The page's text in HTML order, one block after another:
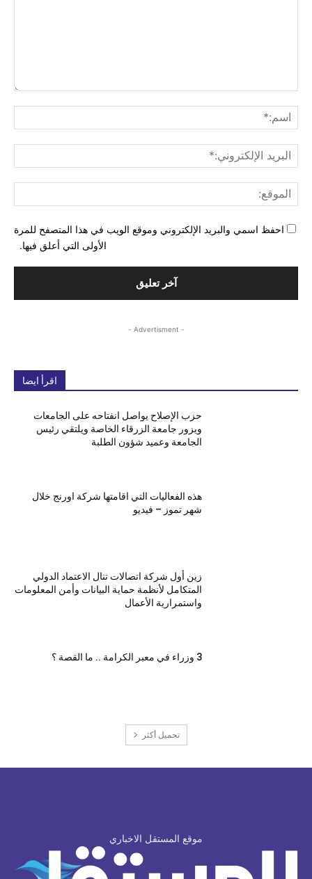
احفظ اسمي والبريد الإلكتروني وموقع الويب في هذا المتصفح للمرة
الأولى التي أعلق فيها.
- Advertisment -
اقرأ ايضا
حزب الإصلاح يواصل انفتاحه على الجامعات
ويزور جامعة الزرقاء الخاصة ويلتقي رئيس
الجامعة وعميد شؤون الطلبة
هذه الفعاليات التي اقامتها شركة اورنج خلال
شهر تموز – فيديو
زين أول شركة اتصالات تنال الاعتماد الدولي
المتكامل لأنظمة حماية البيانات وأمن المعلومات
واستمرارية الأعمال
3 وزراء في معبر الكرامة .. ما القصة ؟
تحميل أكثر
موقع المستقل الاخباري